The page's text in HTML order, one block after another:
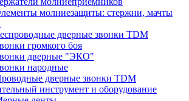
молниезащиты: стержни, мачты
дверные звонки TDM
громкого боя
дверные "ЭКО"
народные
дверные звонки TDM
инструмент и оборудование